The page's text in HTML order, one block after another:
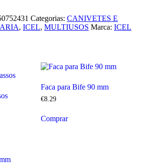
Categorias: CANIVETES E
, ICEL, MULTIUSOS Marca: ICEL
Faca para Bife 90 mm
€8.29
Comprar